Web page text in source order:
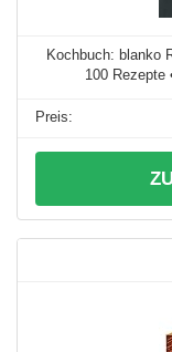
Kochbuch: blanko
100 Rezepte